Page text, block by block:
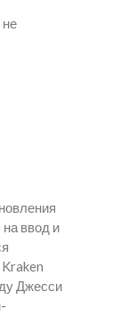
ввод и
Джесси